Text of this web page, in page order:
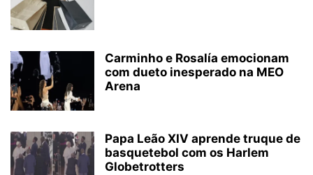
Carminho e Rosalía emocionam
com dueto inesperado na MEO
Arena
Papa Leão XIV aprende truque de
basquetebol com os Harlem
Globetrotters